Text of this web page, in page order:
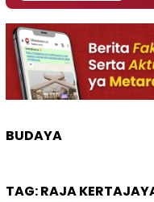
BUDAYA
TAG:RAJA